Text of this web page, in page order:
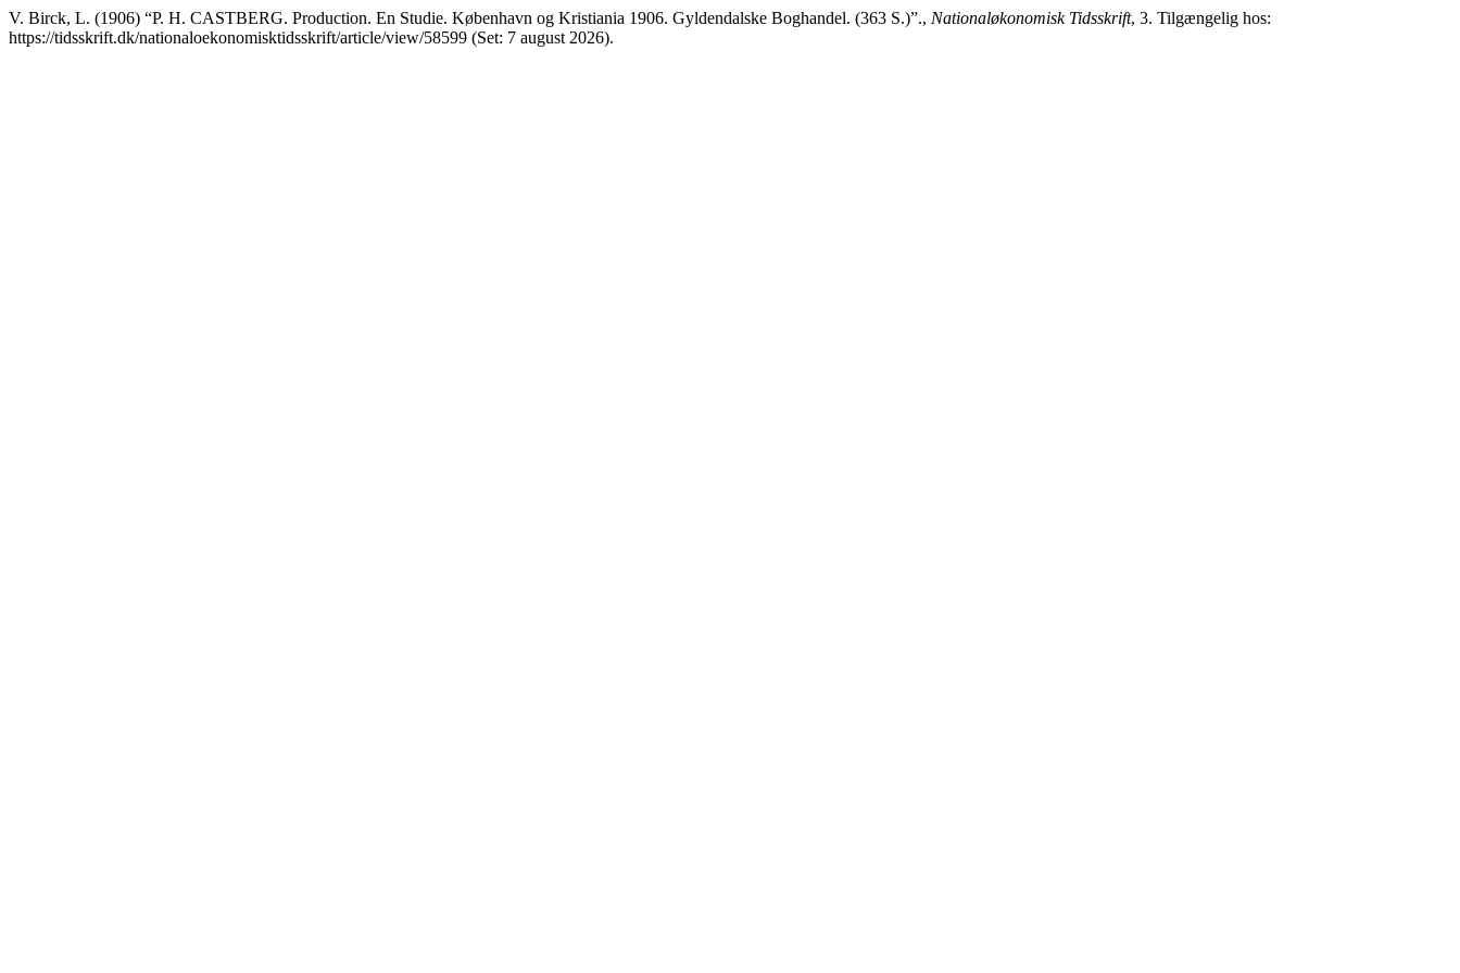
V. Birck, L. (1906) “P. H. CASTBERG. Production. En Studie. København og Kristiania 1906. Gyldendalske Boghandel. (363 S.)”., Nationaløkonomisk Tidsskrift, 3. Tilgængelig hos:
https://tidsskrift.dk/nationaloekonomisktidsskrift/article/view/58599 (Set: 7 august 2026).